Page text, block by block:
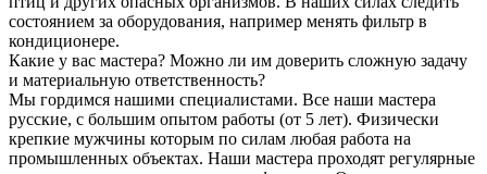
состоянием за оборудования, например менять фильтр в
кондиционере.
Какие у вас мастера? Можно ли им доверить сложную задачу
и материальную ответственность?
Мы гордимся нашими специалистами. Все наши мастера
русские, с большим опытом работы (от 5 лет). Физически
крепкие мужчины которым по силам любая работа на
промышленных объектах. Наши мастера проходят регулярные